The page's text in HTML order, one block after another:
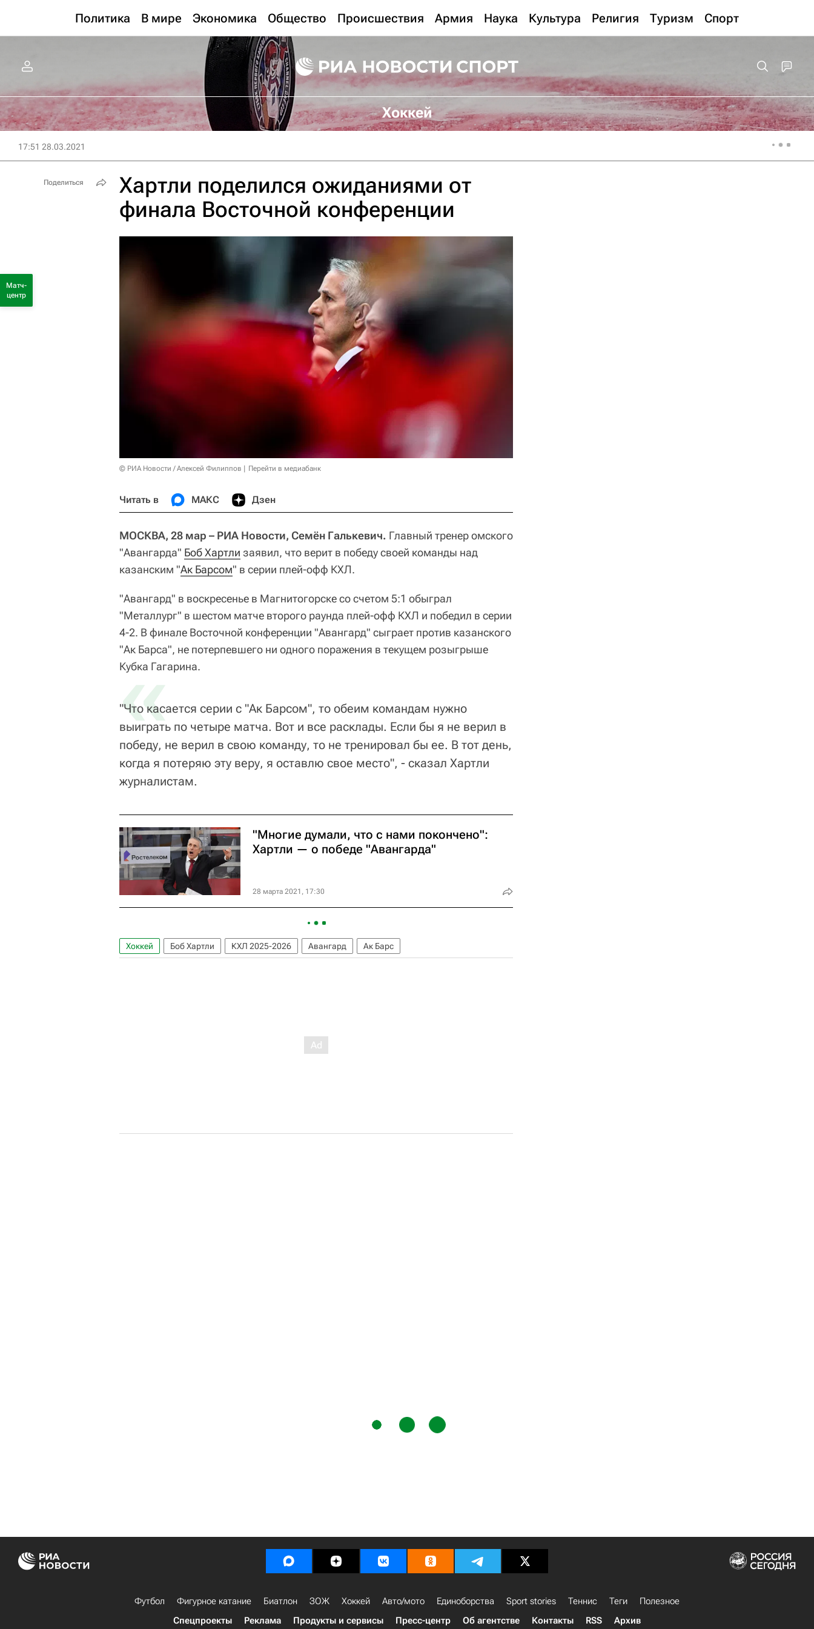
Политика В мире Экономика Общество Происшествия Армия Наука Культура Религия Туризм Спорт
Хоккей
17:51 28.03.2021
Хартли поделился ожиданиями от
финала Восточной конференции
© РИА Новости / Алексей Филиппов Перейти в медиабанк
Читать в МАКС Дзен
МОСКВА, 28 мар – РИА Новости, Семён Галькевич. Главный тренер омского
"Авангарда" Боб Хартли заявил, что верит в победу своей команды над
казанским "Ак Барсом" в серии плей-офф КХЛ.
"Авангард" в воскресенье в Магнитогорске со счетом 5:1 обыграл
"Металлург" в шестом матче второго раунда плей-офф КХЛ и победил в серии
4-2. В финале Восточной конференции "Авангард" сыграет против казанского
"Ак Барса", не потерпевшего ни одного поражения в текущем розыгрыше
Кубка Гагарина.
«
"Что касается серии с "Ак Барсом", то обеим командам нужно
выиграть по четыре матча. Вот и все расклады. Если бы я не верил в
победу, не верил в свою команду, то не тренировал бы ее. В тот день,
когда я потеряю эту веру, я оставлю свое место", - сказал Хартли
журналистам.
"Многие думали, что с нами покончено":
Хартли — о победе "Авангарда"
28 марта 2021, 17:30
Хоккей Боб Хартли КХЛ 2025-2026 Авангард Ак Барс
Поделиться
Матч-
центр
Футбол Фигурное катание Биатлон ЗОЖ Хоккей Авто/мото Единоборства Sport stories Теннис Теги
Полезное
Спецпроекты
Реклама Продукты и сервисы Пресс-центр Об агентстве Контакты RSS Архив